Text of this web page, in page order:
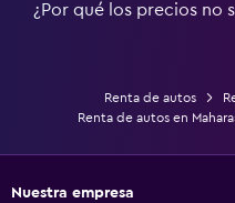
¿Por qué los precios no
Renta de autos
Renta de autos en
Nuestra empresa